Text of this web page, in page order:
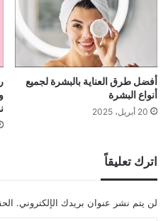
أفضل طرق العناية بالبشرة لجميع
أنواع البشرة
20 أبريل، 2025
اترك تعليقاً
لن يتم نشر عنوان بريدك الإلكتروني.